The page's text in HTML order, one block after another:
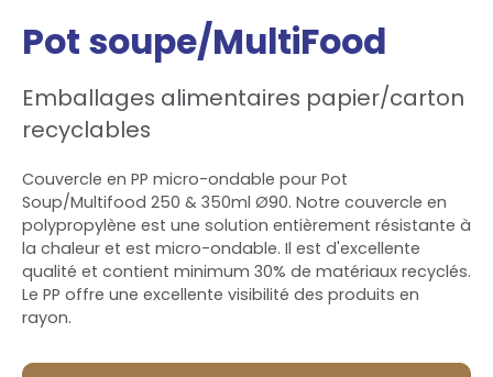
Pot soupe/MultiFood
Emballages alimentaires papier/carton
recyclables
Couvercle en PP micro-ondable pour Pot
Soup/Multifood 250 & 350ml Ø90. Notre couvercle en
polypropylène est une solution entièrement résistante à
la chaleur et est micro-ondable. Il est d'excellente
qualité et contient minimum 30% de matériaux recyclés.
Le PP offre une excellente visibilité des produits en
rayon.